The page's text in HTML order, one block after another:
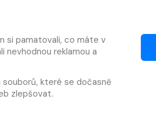
si pamatovali, co máte v
nevhodnou reklamou a
souborů, které se dočasně
zlepšovat.